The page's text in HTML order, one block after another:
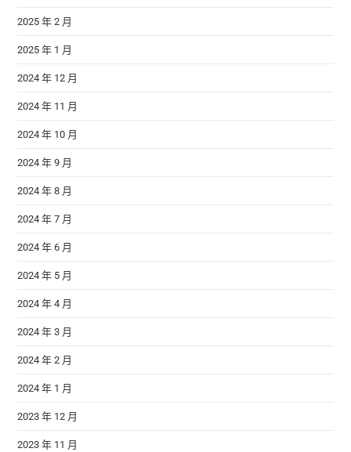
2025 年 2 月
2025 年 1 月
2024 年 12 月
2024 年 11 月
2024 年 10 月
2024 年 9 月
2024 年 8 月
2024 年 7 月
2024 年 6 月
2024 年 5 月
2024 年 4 月
2024 年 3 月
2024 年 2 月
2024 年 1 月
2023 年 12 月
2023 年 11 月